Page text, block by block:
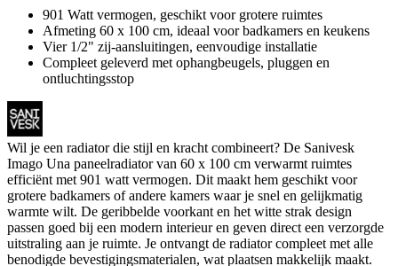
901 Watt vermogen, geschikt voor grotere ruimtes
Afmeting 60 x 100 cm, ideaal voor badkamers en keukens
Vier 1/2" zij-aansluitingen, eenvoudige installatie
Compleet geleverd met ophangbeugels, pluggen en
ontluchtingsstop
Wil je een radiator die stijl en kracht combineert? De Sanivesk
Imago Una paneelradiator van 60 x 100 cm verwarmt ruimtes
efficiënt met 901 watt vermogen. Dit maakt hem geschikt voor
grotere badkamers of andere kamers waar je snel en gelijkmatig
warmte wilt. De geribbelde voorkant en het witte strak design
passen goed bij een modern interieur en geven direct een verzorgde
uitstraling aan je ruimte. Je ontvangt de radiator compleet met alle
benodigde bevestigingsmaterialen, wat plaatsen makkelijk maakt.